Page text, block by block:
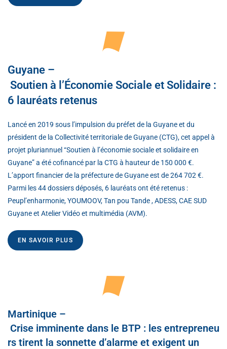
Guyane –
Soutien à l’Économie Sociale et Solidaire :
6 lauréats retenus
Lancé en 2019 sous l’impulsion du préfet de la Guyane et du
président de la Collectivité territoriale de Guyane (CTG), cet appel à
projet pluriannuel “Soutien à l’économie sociale et solidaire en
Guyane” a été cofinancé par la CTG à hauteur de 150 000 €.
L’apport financier de la préfecture de Guyane est de 264 702 €.
Parmi les 44 dossiers déposés, 6 lauréats ont été retenus :
Peupl’enharmonie, YOUMOOV, Tan pou Tande , ADESS, CAE SUD
Guyane et Atelier Vidéo et multimédia (AVM).
EN SAVOIR PLUS
Martinique –
Crise imminente dans le BTP : les entrepreneu
rs tirent la sonnette d’alarme et exigent un